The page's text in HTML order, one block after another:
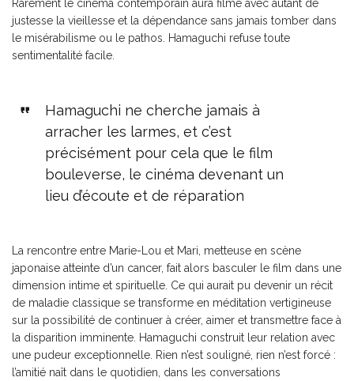
Rarement le cinéma contemporain aura filmé avec autant de
justesse la vieillesse et la dépendance sans jamais tomber dans
le misérabilisme ou le pathos. Hamaguchi refuse toute
sentimentalité facile.
Hamaguchi ne cherche jamais à
arracher les larmes, et c’est
précisément pour cela que le film
bouleverse, le cinéma devenant un
lieu d’écoute et de réparation
La rencontre entre Marie-Lou et Mari, metteuse en scène
japonaise atteinte d’un cancer, fait alors basculer le film dans une
dimension intime et spirituelle. Ce qui aurait pu devenir un récit
de maladie classique se transforme en méditation vertigineuse
sur la possibilité de continuer à créer, aimer et transmettre face à
la disparition imminente. Hamaguchi construit leur relation avec
une pudeur exceptionnelle. Rien n’est souligné, rien n’est forcé :
l’amitié naît dans le quotidien, dans les conversations